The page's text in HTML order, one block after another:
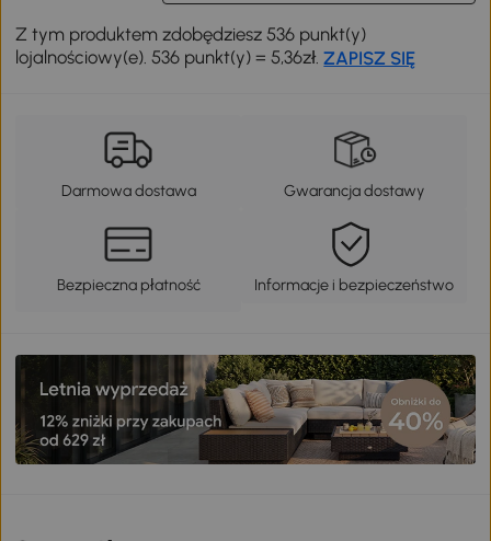
Z tym produktem zdobędziesz 536 punkt(y)
lojalnościowy(e). 536 punkt(y) = 5,36zł.ZAPISZ SIĘ
Darmowa dostawa Gwarancja dostawy
Bezpieczna płatność Informacje i bezpieczeństwo